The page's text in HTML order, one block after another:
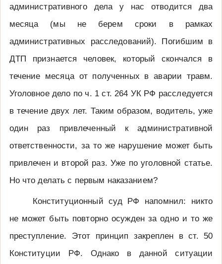
административного дела у нас отводится два
месяца (мы не берем сроки в рамках
административных расследований). Погибшим в
ДТП признается человек, который скончался в
течение месяца от полученных в аварии травм.
Уголовное дело по ч. 1 ст. 264 УК РФ расследуется
в течение двух лет. Таким образом, водитель, уже
один раз привлеченный к административной
ответственности, за то же нарушение может быть
привлечен и второй раз. Уже по уголовной статье.
Но что делать с первым наказанием?
Конституционный суд РФ напомнил: никто
не может быть повторно осужден за одно и то же
преступление. Этот принцип закреплен в ст. 50
Конституции РФ. Однако в данной ситуации